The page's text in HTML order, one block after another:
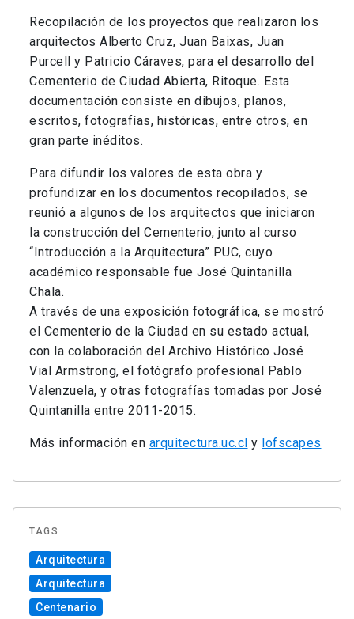
Recopilación de los proyectos que realizaron los
arquitectos Alberto Cruz, Juan Baixas, Juan
Purcell y Patricio Cáraves, para el desarrollo del
Cementerio de Ciudad Abierta, Ritoque. Esta
documentación consiste en dibujos, planos,
escritos, fotografías, históricas, entre otros, en
gran parte inéditos.
Para difundir los valores de esta obra y
profundizar en los documentos recopilados, se
reunió a algunos de los arquitectos que iniciaron
la construcción del Cementerio, junto al curso
“Introducción a la Arquitectura” PUC, cuyo
académico responsable fue José Quintanilla
Chala.
A través de una exposición fotográfica, se mostró
el Cementerio de la Ciudad en su estado actual,
con la colaboración del Archivo Histórico José
Vial Armstrong, el fotógrafo profesional Pablo
Valenzuela, y otras fotografías tomadas por José
Quintanilla entre 2011-2015.
Más información en arquitectura.uc.cl y lofscapes
TAGS
Arquitectura
Arquitectura
Centenario